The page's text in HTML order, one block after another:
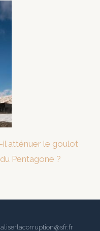
il atténuer le goulot
Pentagone ?